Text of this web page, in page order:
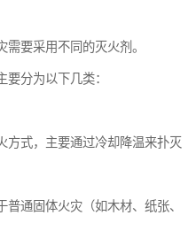
要采用不同的灭火剂。
分为以下几类：
方式，主要通过冷却降温来扑灭
通固体火灾（如木材、纸张、